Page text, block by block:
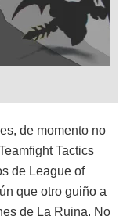
de momento no
Tactics
de League of
que otro guiño a
de La Ruina. No